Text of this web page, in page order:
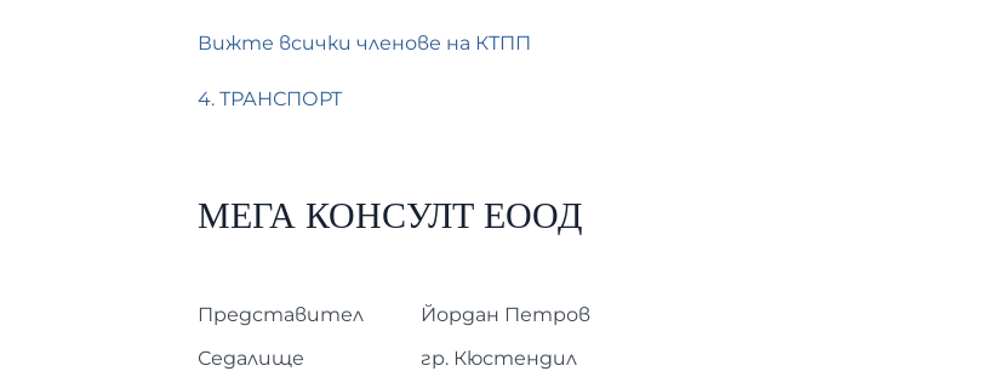
Вижте всички членове на КТПП
4. ТРАНСПОРТ
МЕГА КОНСУЛТ ЕООД
Представител
Йордан Петров
Седалище
гр. Кюстендил